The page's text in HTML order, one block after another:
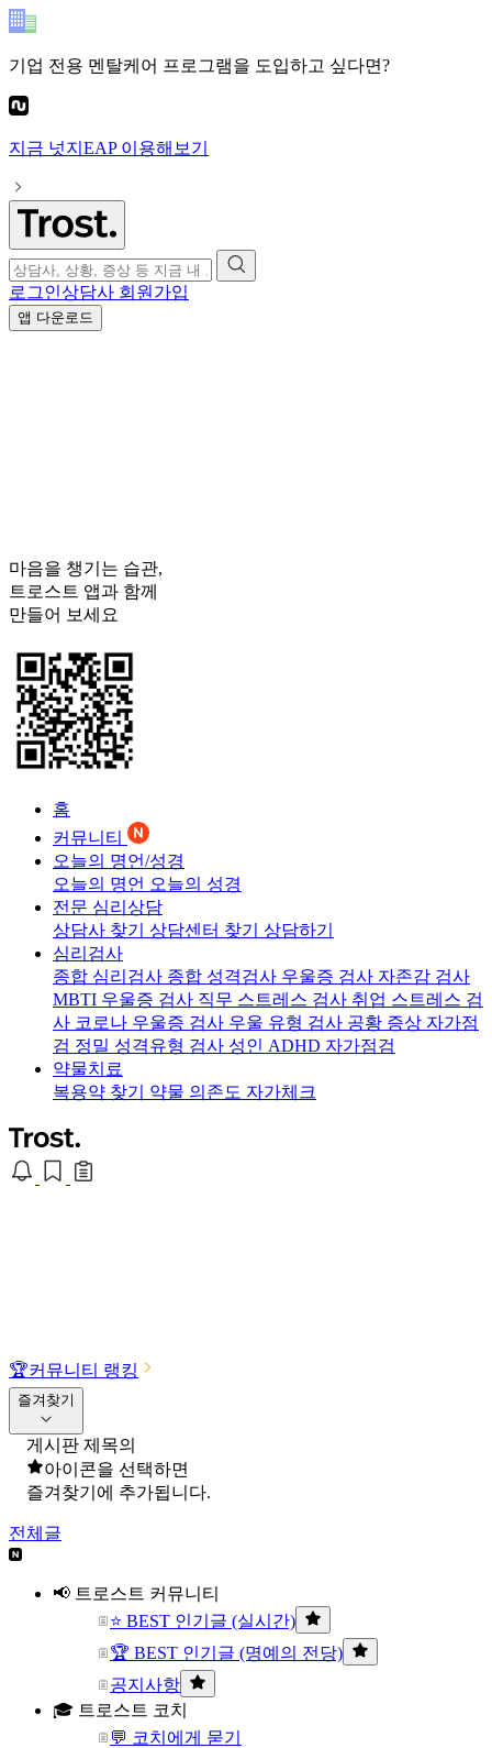
기업 전용 멘탈케어 프로그램을 도입하고 싶다면?
지금 넛지EAP이용해보기
로그인상담사 회원가입
앱 다운로드
마음을 챙기는 습관,
트로스트 앱과 함께
만들어 보세요
홈
커뮤니티
오늘의 명언/성경
오늘의 명언 오늘의 성경
전문 심리상담
상담사 찾기 상담센터 찾기 상담하기
심리검사
종합 심리검사 종합 성격검사 우울증 검사 자존감 검사
MBTI 우울증 검사 직무 스트레스 검사 취업 스트레스 검
사 코로나 우울증 검사 우울 유형 검사 공황 증상 자가점
검 정밀 성격유형 검사 성인 ADHD 자가점검
약물치료
복용약 찾기 약물 의존도 자가체크
🏆커뮤니티 랭킹
즐겨찾기
게시판 제목의
아이콘을 선택하면
즐겨찾기에 추가됩니다.
전체글
📢 트로스트 커뮤니티
⭐ BEST 인기글 (실시간)
🏆 BEST 인기글 (명예의 전당)
공지사항
🎓 트로스트 코치
💬 코치에게 묻기